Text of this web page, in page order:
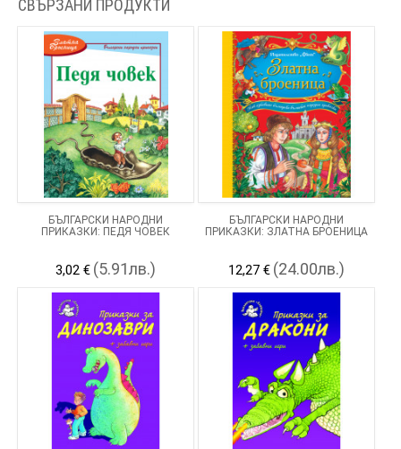
СВЪРЗАНИ ПРОДУКТИ
БЪЛГАРСКИ НАРОДНИ
ПРИКАЗКИ: ПЕДЯ ЧОВЕК
3,02 € (5.91лв.)
БЪЛГАРСКИ НАРОДНИ
ПРИКАЗКИ: ЗЛАТНА БРОЕНИЦА
12,27 € (24.00лв.)